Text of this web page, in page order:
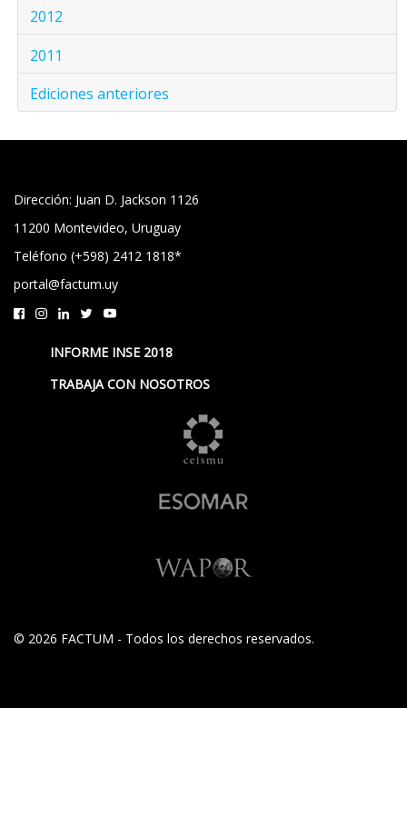
2012
2011
Ediciones anteriores
Dirección: Juan D. Jackson 1126
11200 Montevideo, Uruguay
Teléfono (+598) 2412 1818*
portal@factum.uy
INFORME INSE 2018
TRABAJA CON NOSOTROS
© 2026 FACTUM - Todos los derechos reservados.